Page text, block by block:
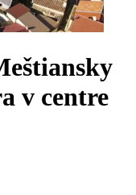
v centre